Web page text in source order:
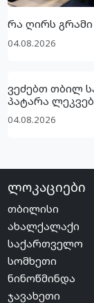
რა ღირს
04.08.2026
ვეძებთ თბილ
პატარა
04.08.2026
ლოკაციები
თბილისი
ახალქალაქი
საქართველო
სომხეთი
ნინოწმინდა
ჯავახეთი